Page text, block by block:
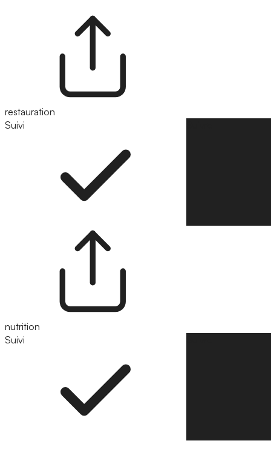
restauration
Suivi
nutrition
Suivi